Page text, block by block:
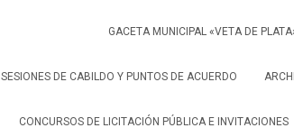
GACETA MUNICIPAL «VETA DE
SESIONES DE CABILDO Y PUNTOS DE ACUERDO
CONCURSOS DE LICITACIÓN PÚBLICA E INVITACIONES